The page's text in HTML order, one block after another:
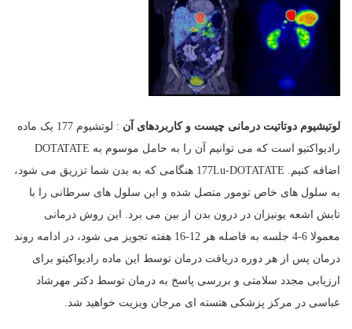
لوتیشیوم دوتاتیت درمانی چیست و کاربردهای آن
: لوتشیوم 177 یک ماده
رادیواکتیو است که می توانیم آن را به حامل موسوم به DOTATATE
اضافه کنیم. 177Lu-DOTATATE هنگامی که به بدن شما تزریق می شود،
به سلول های خاص تومور متصل شده و این سلول های سرطانی را با
تابش اشعه یونیزان در درون بدن از بین می برد. این روش درمانی
معمولا 6-4 جلسه به فاصله هر 12-16 هفته تجویز می شود، در ادامه روند
درمان پس از هر دوره دریافت درمان توسط این ماده رادیواکیتو برای
ارزیابی مجدد سلامتی و بررسی پاسخ به درمان توسط دکتر مهرشاد
عباسی در مرکز پزشکی هتسته ای مرجان ویزیت خواهید شد.